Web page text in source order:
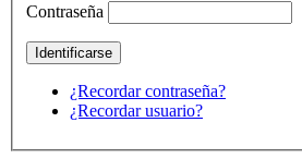
Contraseña
¿Recordar contraseña?
¿Recordar usuario?